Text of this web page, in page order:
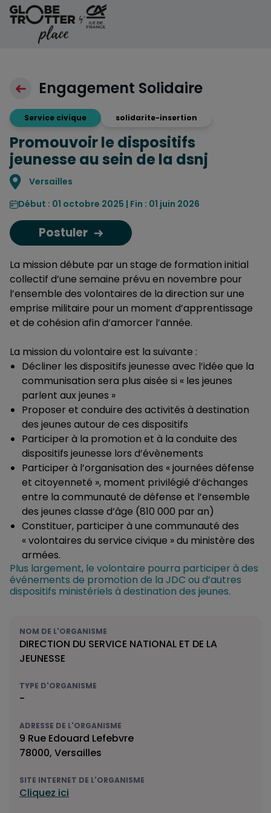
Aller au contenu
Engagement Solidaire
Service civique solidarite-insertion
Promouvoir le dispositifs
jeunesse au sein de la dsnj
Localisation
Versailles
Début : 01 octobre 2025 | Fin : 01 juin 2026
Postuler
La mission débute par un stage de formation initial
collectif d’une semaine prévu en novembre pour
l’ensemble des volontaires de la direction sur une
emprise militaire pour un moment d’apprentissage
et de cohésion afin d’amorcer l’année.
La mission du volontaire est la suivante :
Décliner les dispositifs jeunesse avec l’idée que la
communisation sera plus aisée si « les jeunes
parlent aux jeunes »
Proposer et conduire des activités à destination
des jeunes autour de ces dispositifs
Participer à la promotion et à la conduite des
dispositifs jeunesse lors d’évènements
Participer à l’organisation des « journées défense
et citoyenneté », moment privilégié d’échanges
entre la communauté de défense et l’ensemble
des jeunes classe d’âge (810 000 par an)
Constituer, participer à une communauté des
« volontaires du service civique » du ministère des
armées.
Plus largement, le volontaire pourra participer à des
événements de promotion de la JDC ou d’autres
dispositifs ministériels à destination des jeunes.
NOM DE L'ORGANISME
DIRECTION DU SERVICE NATIONAL ET DE LA
JEUNESSE
TYPE D'ORGANISME
-
ADRESSE DE L'ORGANISME
9 Rue Edouard Lefebvre
78000, Versailles
SITE INTERNET DE L'ORGANISME
Cliquez ici